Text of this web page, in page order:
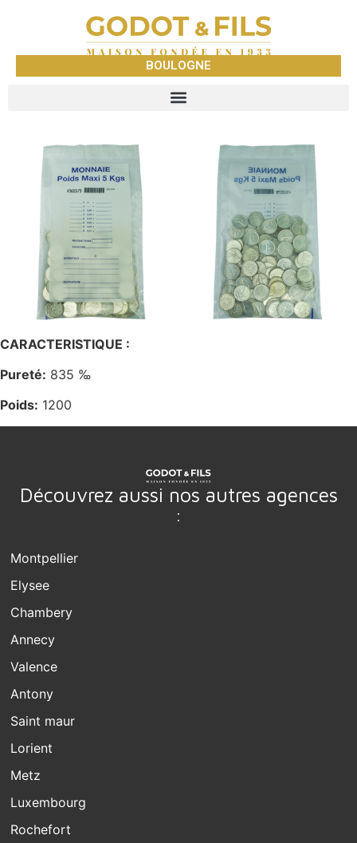
BOULOGNE
CARACTERISTIQUE :
Pureté: 835 ‰
Poids: 1200
Découvrez aussi nos autres agences
:
Montpellier
Elysee
Chambery
Annecy
Valence
Antony
Saint maur
Lorient
Metz
Luxembourg
Rochefort